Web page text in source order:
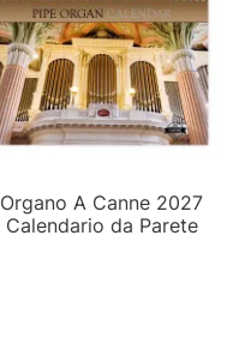
Organo A Canne 2027
Calendario da Parete